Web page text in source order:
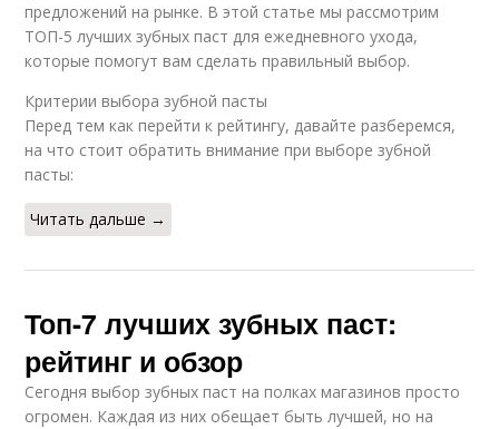
предложений на рынке. В этой статье мы рассмотрим
ТОП-5 лучших зубных паст для ежедневного ухода,
которые помогут вам сделать правильный выбор.
Критерии выбора зубной пасты
Перед тем как перейти к рейтингу, давайте разберемся,
на что стоит обратить внимание при выборе зубной
пасты:
Читать дальше →
Топ-7 лучших зубных паст:
рейтинг и обзор
Сегодня выбор зубных паст на полках магазинов просто
огромен. Каждая из них обещает быть лучшей, но на